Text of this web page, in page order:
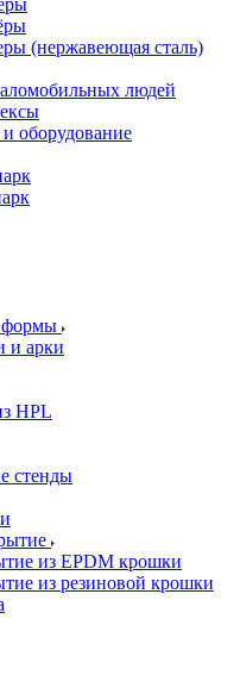
(нержавеющая сталь)
людей
оборудование
формы
и арки
HPL
стенды
из EPDM крошки
из резиновой крошки